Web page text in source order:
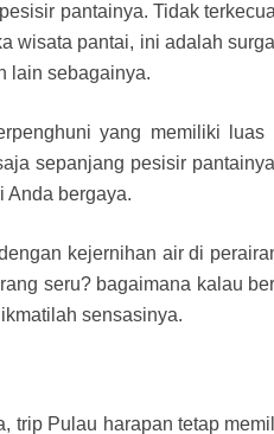
pantainya. Tidak
wisata pantai, ini adalah
lain sebagainya.
yang memiliki
sepanjang pesisir
Anda bergaya.
kejernihan air di
seru? bagaimana kalau
sensasinya.
trip Pulau harapan tetap